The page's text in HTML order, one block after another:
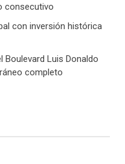
consecutivo
con inversión histórica
Luis Donaldo
completo